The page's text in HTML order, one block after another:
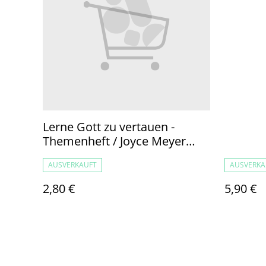
Lerne Gott zu vertauen -
Themenheft / Joyce Meyer
(2013)
AUSVERKAUFT
2,80 € 5,90 €